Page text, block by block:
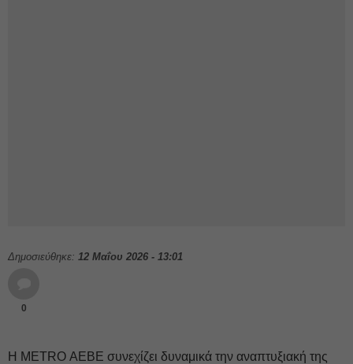
Δημοσιεύθηκε: 12 Μαΐου 2026 - 13:01
0
Η METRO ΑΕΒΕ συνεχίζει δυναμικά την αναπτυξιακή της